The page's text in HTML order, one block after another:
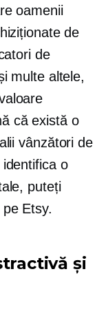
oamenii
de
de
multe altele,
că există o
vânzători de
o
puteți
Etsy.
și